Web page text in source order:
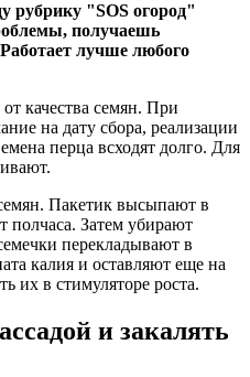
рубрику "SOS огород"
получаешь
лучше любого
качества семян. При
на дату сбора, реализации
перца всходят долго. Для
Пакетик высыпают в
полчаса. Затем убирают
перекладывают в
калия и оставляют еще на
их в стимуляторе роста.
и закалять